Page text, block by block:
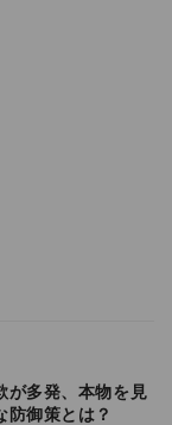
が多発、本物を見
防御策とは？